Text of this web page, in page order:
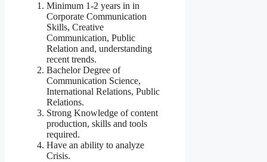
Minimum 1-2 years in in
Corporate Communication
Skills, Creative
Communication, Public
Relation and, understanding
recent trends.
Bachelor Degree of
Communication Science,
International Relations, Public
Relations.
Strong Knowledge of content
production, skills and tools
required.
Have an ability to analyze
Crisis.